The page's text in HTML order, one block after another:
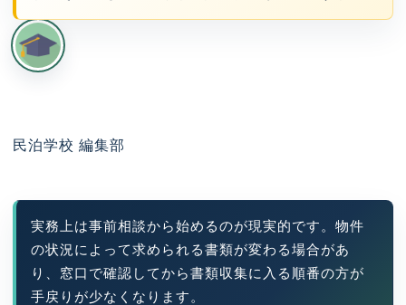
民泊学校 編集部
実務上は事前相談から始めるのが現実的です。物件
の状況によって求められる書類が変わる場合があ
り、窓口で確認してから書類収集に入る順番の方が
手戻りが少なくなります。